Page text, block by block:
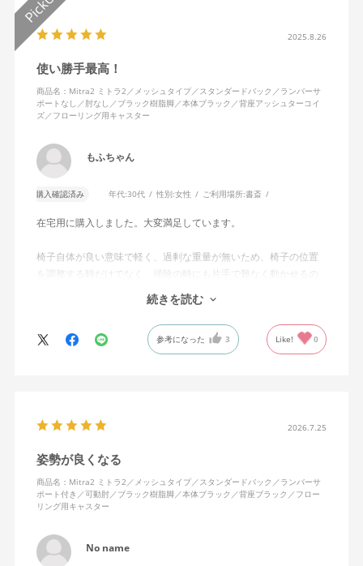
2025.8.26
使い勝手最高！
商品名：Mitra2 ミトラ2／メッシュタイプ／スタンダードバック／ランバーサ
ポートなし／肘なし／ブラック樹脂脚／本体ブラック／背座アッシュターコイ
ズ／フローリング用キャスター
もふちゃん
購入確認済み 年代:30代 性別:女性 ご利用場所:書斎
在宅用に購入しました。大変満足しています。
椅子自体が良い意味で軽く、過剰な重量が無いため、椅子の位置
を調整する時だけでなく、掃除の時にも片手で難なく動かせるの
で、ストレスを感じません。
背中はメッシュ素材でハリがあり、沈み込みすぎないところが気
に入っています。色も画像通りのアッシュブルーで、部屋の差し
色になっています。
キャスターはフローリング用を選びました。とにかく動きが滑ら
思います。良い商品に巡り会えてとても嬉しいです。
続きを読む
参考になった 3 Like! 0
2026.7.25
姿勢が良くなる
商品名：Mitra2 ミトラ2／メッシュタイプ／スタンダードバック／ランバーサ
ポート付き／可動肘／ブラック樹脂脚／本体ブラック／背座ブラック／フロー
リング用キャスター
No name